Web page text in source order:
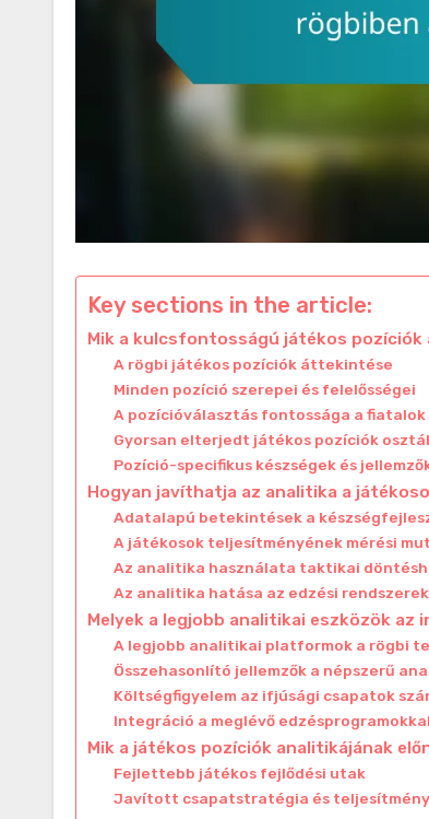
Key sections in the article:
Mik a kulcsfontosságú játékos
A rögbi játékos pozíciók áttekintése
Minden pozíció szerepei és felelősségei
A pozícióválasztás fontossága a
Gyorsan elterjedt játékos pozíciók
Pozíció-specifikus készségek és
Hogyan javíthatja az analitika a
Adatalapú betekintések a
A játékosok teljesítményének mérési
Az analitika használata taktikai
Az analitika hatása az edzési
Melyek a legjobb analitikai eszközök
A legjobb analitikai platformok a rögbi
Összehasonlító jellemzők a népszerű
Költségfigyelem az ifjúsági csapatok
Integráció a meglévő edzésprogramokkal
Mik a játékos pozíciók analitikájának
Fejlettebb játékos fejlődési utak
Javított csapatstratégia és teljesítmény